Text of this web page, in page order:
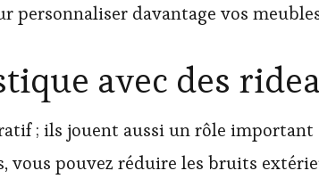
personnaliser davantage vos
avec des
; ils jouent aussi un rôle
vous pouvez réduire les bruits